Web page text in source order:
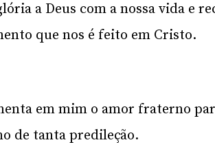
a Deus com a nossa vida e
que nos é feito em Cristo.
em mim o amor fraterno
de tanta predileção.